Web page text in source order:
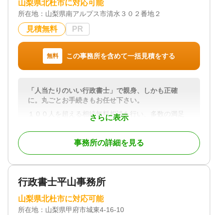
高齢化社会と言われる昨今において、成年後見制度
という言葉を聞いたことがありませんか。
後見人の申立は、本人、法定の親族などが行えま
弁護士は、申立の代理人や後見人候補者になること
ができます。
後見申立では、弁護士が申立書の作成、必要書類の
取り付けなどを行うことが可能です。
当職においては、多くの成年後見（保佐・補助）の
申立を取り扱ってきました。成年後見申立には、福
祉職との連携が必要不可欠です。
後見の申立をご検討の場合には、ぜひご相談をいた
だければと思います。
/ 生前贈与（不動産名義変更）
初回相談無料
山梨県北杜市に対応可能
所在地： 山梨県南アルプス市清水３０２番地２
見積無料 PR
無料 この事務所を含めて一括見積をする
さらに表示
「人当たりのいい行政書士」で親身、しかも正確
に。丸ごとお手続きもお任せ下さい。
１００人を超える相続無料相談を行い、多数の満足
のお声を頂いております。
相続を主力業務としており、山梨県内全域対応いた
します。電話受付は毎日１９時まで可能です。
簡単シンプルなお手続から複雑なお手続きまで、ぜ
ろん、遺言等、相続手続きに関わることならすべて
事務所の詳細を見る
行政書士平山事務所
山梨県北杜市に対応可能
所在地： 山梨県甲府市城東4‐16‐10